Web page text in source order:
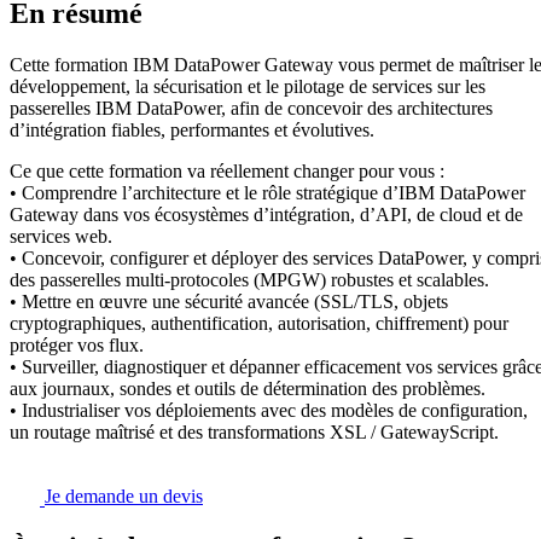
En résumé
Cette formation IBM DataPower Gateway vous permet de maîtriser le
développement, la sécurisation et le pilotage de services sur les
passerelles IBM DataPower, afin de concevoir des architectures
d’intégration fiables, performantes et évolutives.
Ce que cette formation va réellement changer pour vous :
• Comprendre l’architecture et le rôle stratégique d’IBM DataPower
Gateway dans vos écosystèmes d’intégration, d’API, de cloud et de
services web.
• Concevoir, configurer et déployer des services DataPower, y
des passerelles multi-protocoles (MPGW) robustes et scalables.
• Mettre en œuvre une sécurité avancée (SSL/TLS, objets
cryptographiques, authentification, autorisation, chiffrement) pour
protéger vos flux.
• Surveiller, diagnostiquer et dépanner efficacement vos services
aux journaux, sondes et outils de détermination des problèmes.
• Industrialiser vos déploiements avec des modèles de configuration,
un routage maîtrisé et des transformations XSL / GatewayScript.
Je demande un devis